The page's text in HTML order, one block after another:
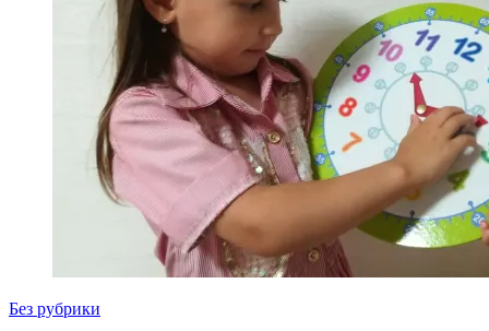
Без рубрики